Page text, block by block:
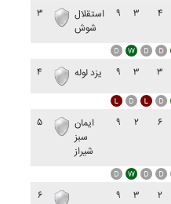
۳
استقلال
شوش
۹ ۳ ۴
۴ يزد لوله ۹ ۳ ۳
۵
ايمان
سبز
شيراز
۹ ۲ ۶
۶ ۹ ۳ ۲